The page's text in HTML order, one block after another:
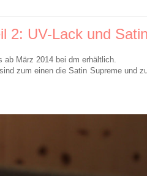
2: UV-Lack und
ab März 2014 bei dm erhältlich.
zum einen die Satin Supreme und